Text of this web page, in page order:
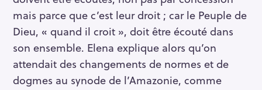
mais parce que c’est leur droit ; car le Peuple de
Dieu, « quand il croit », doit être écouté dans
son ensemble. Elena explique alors qu’on
attendait des changements de normes et de
dogmes au synode de l’Amazonie, comme